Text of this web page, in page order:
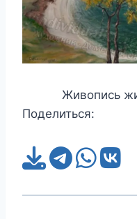
Живопись
Поделиться: